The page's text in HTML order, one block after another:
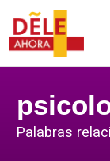
Palabras